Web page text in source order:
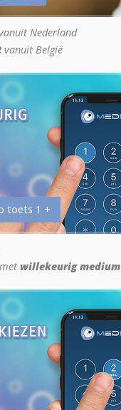
Nederland
vanuit België
toets 1 +
willekeurig medium